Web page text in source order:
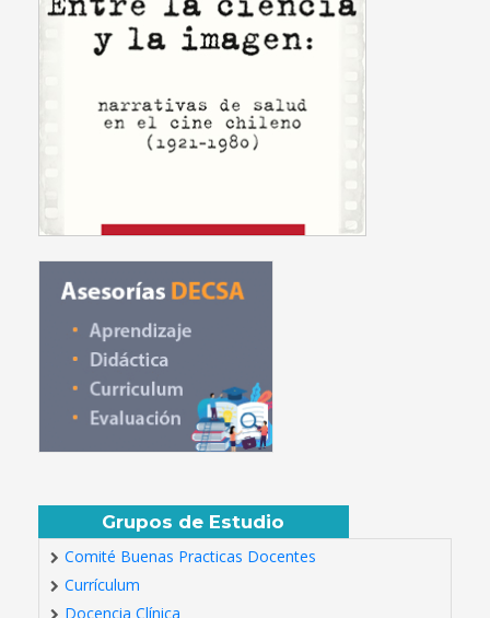
Grupos de Estudio
Comité Buenas Practicas Docentes
Currículum
Docencia Clínica